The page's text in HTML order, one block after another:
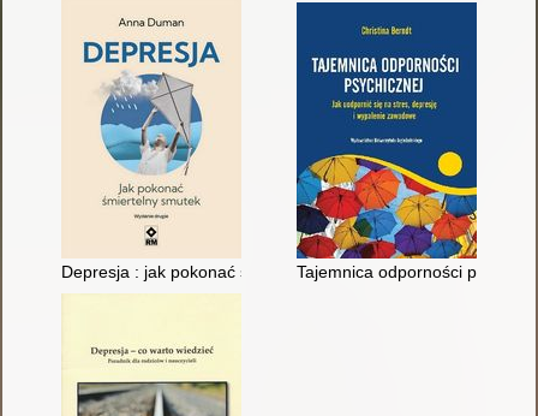
Depresja : jak pokonać śmiertelny smutekTajemnica odporności